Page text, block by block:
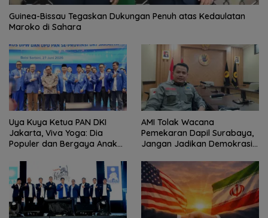
Guinea-Bissau Tegaskan Dukungan Penuh atas Kedaulatan
Maroko di Sahara
Uya Kuya Ketua PAN DKI
Jakarta, Viva Yoga: Dia
Populer dan Bergaya Anak
AMI Tolak Wacana
Pemekaran Dapil Surabaya,
Jangan Jadikan Demokrasi
Politik